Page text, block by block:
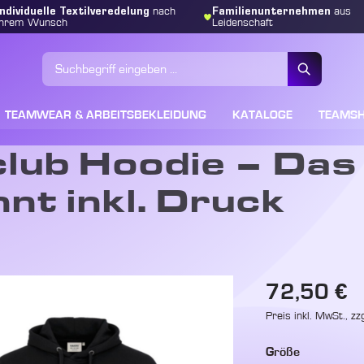
Textilveredelung nach
Wunsch
Familienunternehmen aus
Leidenschaft
TEAMWEAR & ARBEITSBEKLEIDUNG KATALOGE
Hoodie – Das
inkl. Druck
Regulärer Preis:
72,50 €
Preis inkl. MwSt.,
Größeauswählen